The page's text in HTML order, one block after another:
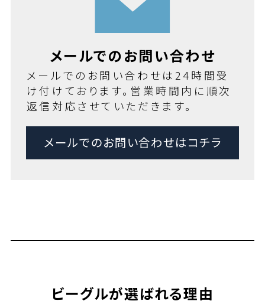
メールでのお問い合わせ
メールでのお問い合わせは24時間受
け付けております。営業時間内に順次
返信対応させていただきます。
メールでのお問い合わせはコチラ
ビーグルが選ばれる理由